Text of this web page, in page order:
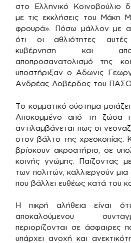
στο Ελληνικό Κοινοβούλιο
με τις εκκλήσεις του Μάκη
φρουρά». Πόσω μάλλον με
ότι οι αθλιότητες
κυβέρνηση και
αποπροσανατολισμό της
υποστήριξαν ο Αδωνις
Ανδρέας Λοβέρδος του
Το κομματικό σύστημα
Αποκομμένο από τη ζώσα
αντιλαμβάνεται πως οι
στον βάλτο της χρεοκοπίας.
βρίσκουν ακροατήριο, σε
κοινής γνώμης. Παίζοντας
των πολιτών, καλλιεργούν
που βάλλει ευθέως κατά του
Η πικρή αλήθεια είναι
αποκαλούμενου
περιορίζονται σε άσφαιρες
υπάρχει ανοχή και